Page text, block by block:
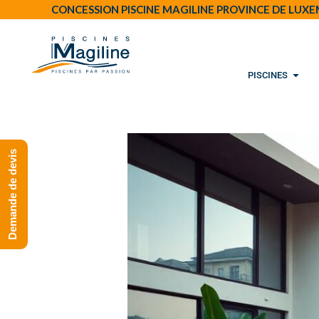
CONCESSION PISCINE MAGILINE PROVINCE DE
PISCINES
Navigation
articles
Demande de devis